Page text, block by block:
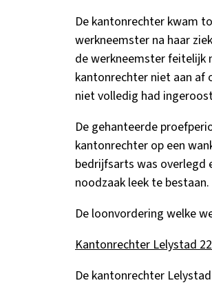
De kantonrechter kwam
werkneemster na haar
de werkneemster feitelijk
kantonrechter niet aan af
niet volledig had
De gehanteerde
kantonrechter op een
bedrijfsarts was overlegd
noodzaak leek te bestaan.
De loonvordering welke
Kantonrechter Lelystad
De kantonrechter